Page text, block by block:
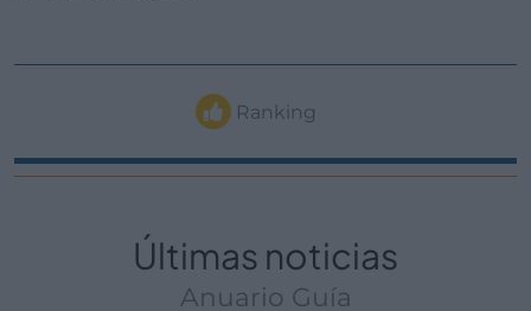
Ranking
Últimas noticias
Anuario Guía